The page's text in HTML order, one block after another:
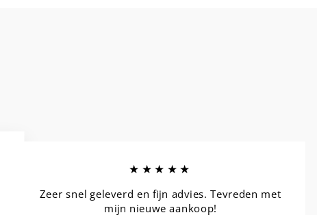
★★★★★
Zeer snel geleverd en fijn advies. Tevreden met
mijn nieuwe aankoop!